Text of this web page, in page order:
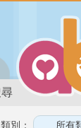
類別：